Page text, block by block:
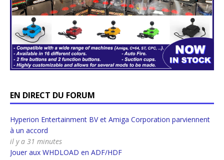
EN DIRECT DU FORUM
Hyperion Entertainment BV et Amiga Corporation parviennent
à un accord
il y a 31 minutes
Jouer aux WHDLOAD en ADF/HDF